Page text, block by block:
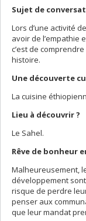
Sujet de
Lors d’une activité
avoir de l’empathie
c’est de
histoire.
Une découverte
La cuisine
Lieu à découvrir ?
Le Sahel.
Rêve de bonheur
Malheureusement,
développement
risque de perdre
penser aux
que leur mandat